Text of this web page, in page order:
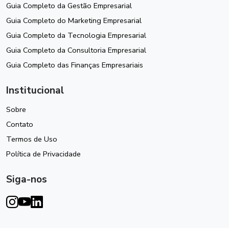
Guia Completo da Gestão Empresarial
Guia Completo do Marketing Empresarial
Guia Completo da Tecnologia Empresarial
Guia Completo da Consultoria Empresarial
Guia Completo das Finanças Empresariais
Institucional
Sobre
Contato
Termos de Uso
Política de Privacidade
Siga-nos